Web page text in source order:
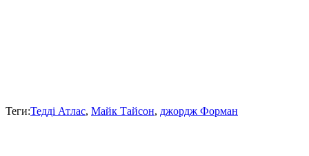
Теги:Тедді Атлас, Майк Тайсон, джордж Форман